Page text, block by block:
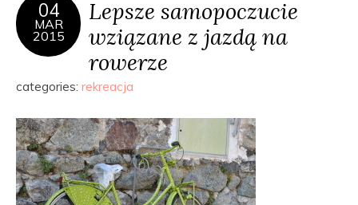
04
MAR
2015
Lepsze samopoczucie
wziązane z jazdą na
rowerze
categories: rekreacja